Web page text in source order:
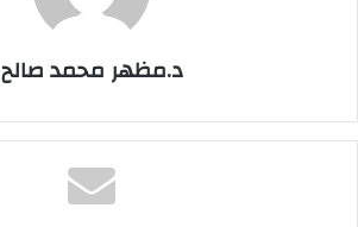
د.مظهر محمد صالح